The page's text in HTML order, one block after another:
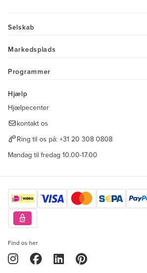
Selskab
Markedsplads
Programmer
Hjælp
Hjælpecenter
kontakt os
Ring til os på: +31 20 308 0808
Mandag til fredag 10.00-17.00
Find os her